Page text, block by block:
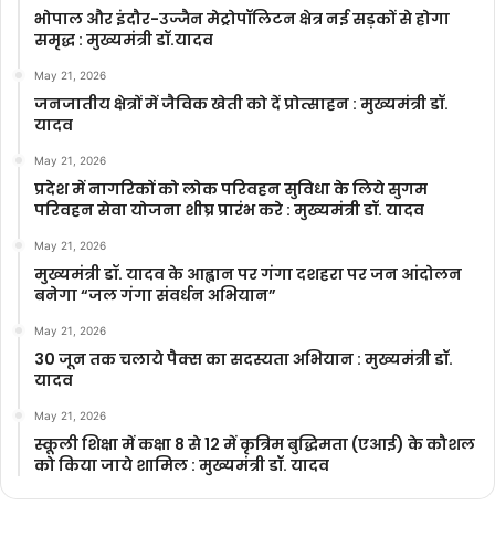
भोपाल और इंदौर-उज्जैन मेट्रोपॉलिटन क्षेत्र नई सड़कों से होगा
समृद्ध : मुख्यमंत्री डॉ.यादव
May 21, 2026
जनजातीय क्षेत्रों में जैविक खेती को दें प्रोत्साहन : मुख्यमंत्री डॉ.
यादव
May 21, 2026
प्रदेश में नागरिकों को लोक परिवहन सुविधा के लिये सुगम
परिवहन सेवा योजना शीघ्र प्रारंभ करे : मुख्यमंत्री डॉ. यादव
May 21, 2026
मुख्यमंत्री डॉ. यादव के आह्वान पर गंगा दशहरा पर जन आंदोलन
बनेगा “जल गंगा संवर्धन अभियान”
May 21, 2026
30 जून तक चलाये पैक्स का सदस्यता अभियान : मुख्यमंत्री डॉ.
यादव
May 21, 2026
स्कूली शिक्षा में कक्षा 8 से 12 में कृ‍त्रिम बुद्धिमता (एआई) के कौशल
को किया जाये शामिल : मुख्यमंत्री डॉ. यादव